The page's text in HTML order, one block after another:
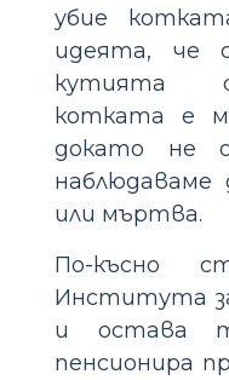
убие
идеята, че
кутията
котката е
докато не
или мъртва.
По-късно
Института
и остава
пенсионира